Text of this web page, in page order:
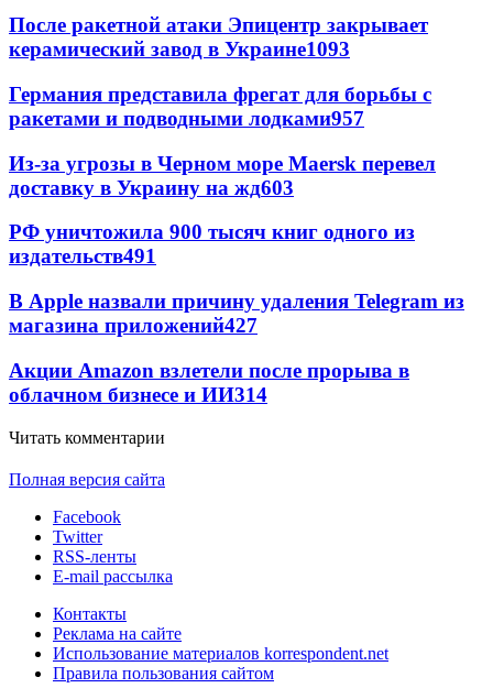
После ракетной атаки Эпицентр закрывает
керамический завод в Украине1093
Германия представила фрегат для борьбы с
ракетами и подводными лодками957
Из-за угрозы в Черном море Maersk перевел
доставку в Украину на жд603
РФ уничтожила 900 тысяч книг одного из
издательств491
В Apple назвали причину удаления Telegram из
магазина приложений427
Акции Amazon взлетели после прорыва в
облачном бизнесе и ИИ314
Читать комментарии
Полная версия сайта
Facebook
Twitter
RSS-ленты
E-mail рассылка
Контакты
Реклама на сайте
Использование материалов korrespondent.net
Правила пользования сайтом